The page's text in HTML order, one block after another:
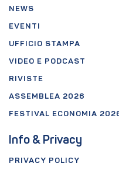
NEWS
EVENTI
UFFICIO STAMPA
VIDEO E PODCAST
RIVISTE
ASSEMBLEA 2026
FESTIVAL ECONOMIA
Info & Privacy
PRIVACY POLICY